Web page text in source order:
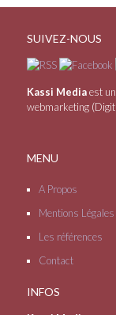
SUIVEZ-NOUS
Kassi Mediaest
webmarketing
MENU
A Propos
Mentions Légales
Les références
Contact
INFOS